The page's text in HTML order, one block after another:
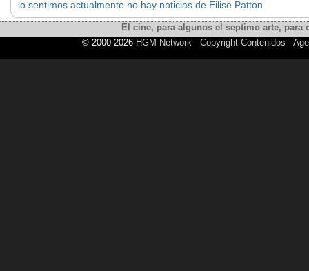
lo sentimos actualmente no hay noticias de Eilise Patton
El cine, para algunos el septimo arte,
© 2000-2026 HGM Network- Copyright Contenidos -